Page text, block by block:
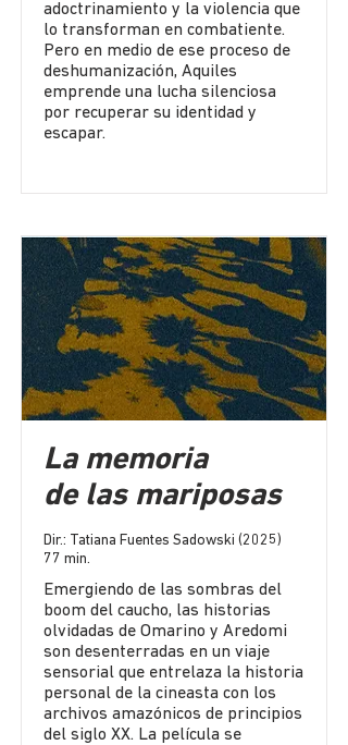
adoctrinamiento y la violencia que
lo transforman en combatiente.
Pero en medio de ese proceso de
deshumanización, Aquiles
emprende una lucha silenciosa
por recuperar su identidad y
escapar.
La memoria
de las mariposas
Dir.: Tatiana Fuentes Sadowski (2025)
77 min.
Emergiendo de las sombras del
boom del caucho, las historias
olvidadas de Omarino y Aredomi
son desenterradas en un viaje
sensorial que entrelaza la historia
personal de la cineasta con los
archivos amazónicos de principios
del siglo XX. La película se